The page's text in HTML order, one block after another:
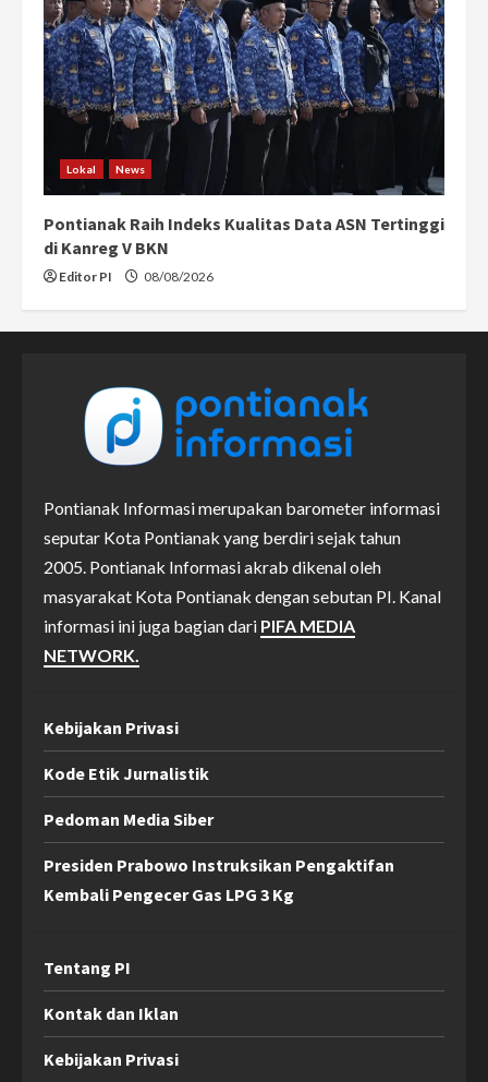
Lokal News
Pontianak Raih Indeks Kualitas Data ASN Tertinggi
di Kanreg V BKN
Editor PI 08/08/2026
Pontianak Informasi merupakan barometer informasi
seputar Kota Pontianak yang berdiri sejak tahun
2005. Pontianak Informasi akrab dikenal oleh
masyarakat Kota Pontianak dengan sebutan PI. Kanal
informasi ini juga bagian dari PIFA MEDIA
NETWORK.
Kebijakan Privasi
Kode Etik Jurnalistik
Pedoman Media Siber
Presiden Prabowo Instruksikan Pengaktifan
Kembali Pengecer Gas LPG 3 Kg
Tentang PI
Kontak dan Iklan
Kebijakan Privasi